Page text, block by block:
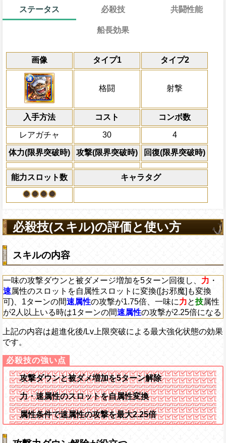
ステータス
画像 タイプ1 タイプ2
格闘 射撃
入手方法 コスト コンボ数
レアガチャ 30 4
体力(限界突破時) 攻撃(限界突破時) 回復(限界突破時)
能力スロット数 キャラタグ
必殺技
通常 14→14ターン
限界突破
通常時
一味の攻撃ダウンと被ダメージ増加を5
変換可)、1ターンの間速属性の攻撃が
属性が2人以上いる時は1ターンの間
倍になる
上限突破
共闘性能
共闘性能
船長効果
冒険開始時の必殺タ
キャラの攻撃を
にし、他の属性キャ
必殺技
ターン数：8
敵1体のHPを25%減
体力の上限を無視し
×30倍の全プレイヤー
(最大体力の2倍上限
えている時、体力満
になる)、全プレイヤ
アクション
を30%下げ、射撃タ
げる
船長効果
通常時
速属性の攻撃が3倍、体力が1.2倍、技
速属性
必殺技(スキル)の評価と使い方
スキルの内容
一味の攻撃ダウンと被ダメージ増加を5ターン回復し、 力 ・
速属性のスロットを自属性スロットに変換([お邪魔]も変換
可)、1ターンの間速属性の攻撃が1.75倍、一味に力と技属性
が2人以上いる時は1ターンの間速属性の攻撃が2.25倍になる
上記の内容は超進化後/Lv上限突破による最大強化状態の効果
です。
攻撃ダウンと被ダメ増加を5ターン解除
力・速属性のスロットを自属性変換
属性条件で速属性の攻撃を最大2.25倍